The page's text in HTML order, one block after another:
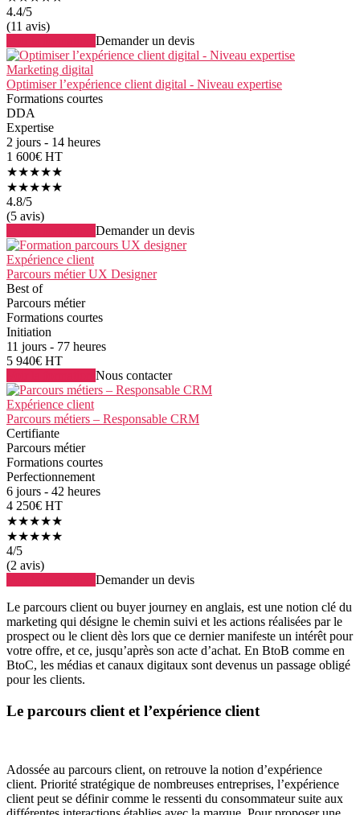
4.4/5
(11 avis)
Demander un devis
Marketing digital
Optimiser l’expérience client digital - Niveau expertise
Formations courtes
DDA
Expertise
2 jours - 14 heures
1 600€ HT
★★★★★
★★★★★
4.8/5
(5 avis)
Demander un devis
Expérience client
Parcours métier UX Designer
Best of
Parcours métier
Formations courtes
Initiation
11 jours - 77 heures
5 940€ HT
Nous contacter
Expérience client
Parcours métiers – Responsable CRM
Certifiante
Parcours métier
Formations courtes
Perfectionnement
6 jours - 42 heures
4 250€ HT
★★★★★
★★★★★
4/5
(2 avis)
Demander un devis
Le parcours client ou buyer journey en anglais, est une notion clé du
marketing qui désigne le chemin suivi et les actions réalisées par le
prospect ou le client dès lors que ce dernier manifeste un intérêt pour
votre offre, et ce, jusqu’après son acte d’achat. En BtoB comme en
BtoC, les médias et canaux digitaux sont devenus un passage obligé
pour les clients.
Le parcours client et l’expérience client
Adossée au parcours client, on retrouve la notion d’expérience
client. Priorité stratégique de nombreuses entreprises, l’expérience
client peut se définir comme le ressenti du consommateur suite aux